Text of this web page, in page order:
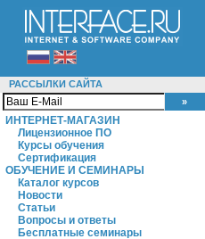
РАССЫЛКИ САЙТА
ИНТЕРНЕТ-МАГАЗИН
Лицензионное ПО
Курсы обучения
Сертификация
ОБУЧЕНИЕ И СЕМИНАРЫ
Каталог курсов
Новости
Статьи
Вопросы и ответы
Бесплатные семинары